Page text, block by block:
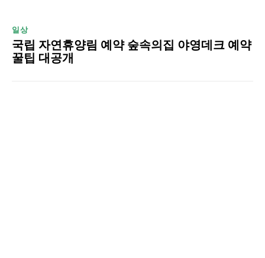
일상
국립 자연휴양림 예약 숲속의집 야영데크 예약
꿀팁 대공개